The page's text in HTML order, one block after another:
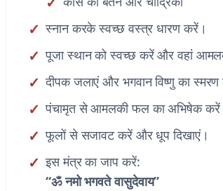
स्नान करके स्वच्छ वस्त्र धारण करें।
पूजा स्थान को स्वच्छ करें और वहां
दीपक जलाएं और भगवान विष्णु का
पंचामृत से आमलकी फल का अभिषेक
फूलों से सजावट करें और धूप दिखाएं।
इस मंत्र का जाप करें:
“ॐ नमो भगवते वासुदेवाय”